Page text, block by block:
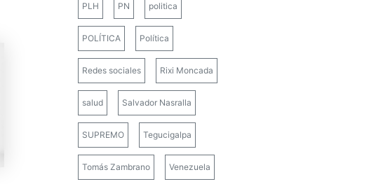
PLH PN politica
POLÍTICA Política
Redes sociales Rixi Moncada
salud Salvador Nasralla
SUPREMO Tegucigalpa
Tomás Zambrano Venezuela